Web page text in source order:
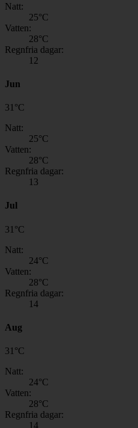
Natt:
25°C
Vatten:
28°C
Regnfria dagar:
12
Jun
31 °C
Natt:
25°C
Vatten:
28°C
Regnfria dagar:
13
Jul
31 °C
Natt:
24°C
Vatten:
28°C
Regnfria dagar:
14
Aug
31 °C
Natt:
24°C
Vatten:
28°C
Regnfria dagar:
14